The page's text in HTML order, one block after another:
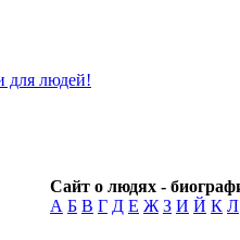
Сайт о людях -
А Б В Г Д Е Ж З И Й К Л